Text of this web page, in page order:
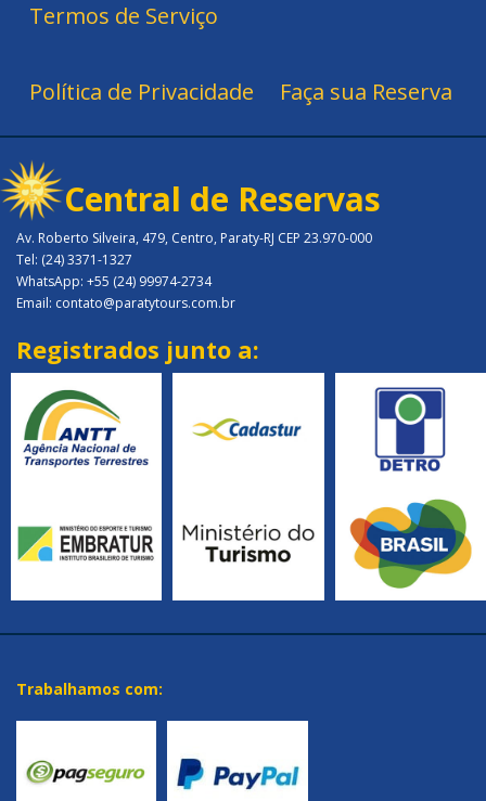
Termos de Serviço
Política de Privacidade Faça sua Reserva
Central de Reservas
Av. Roberto Silveira, 479, Centro, Paraty-RJ CEP 23.970-000
Tel: (24) 3371-1327
WhatsApp: +55 (24) 99974-2734
Email: contato@paratytours.com.br
Registrados junto a:
Trabalhamos com: